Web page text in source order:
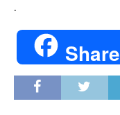
.
Share